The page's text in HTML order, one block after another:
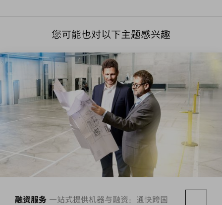
您可能也对以下主题感兴趣
融资服务 一站式提供机器与融资：通快跨国